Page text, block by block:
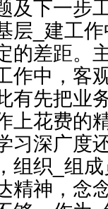
及下一步
层_建工
的差距。
作中，客
有先把业
上花费的
习深广度
组织_组
精神，念